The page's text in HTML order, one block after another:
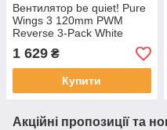
Вентилятор be quiet! Pure
Wings 3 120mm PWM
Reverse 3-Pack White
(BL136)
1 629 ₴
Купити
Акційні пропозиції та